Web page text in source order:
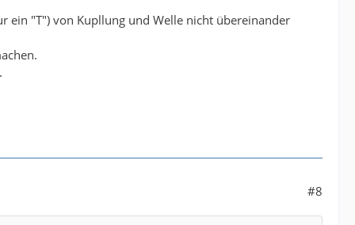
ein "T") von Kupllung und Welle nicht übereinander
#8